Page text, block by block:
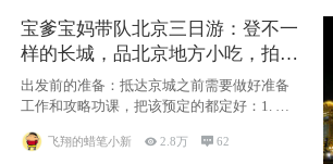
宝爹宝妈带队北京三日游：登不一
样的长城，品北京地方小吃，拍盘
古七星夜景！
出发前的准备：抵达京城之前需要做好准备
工作和攻略功课，把该预定的都定好：1. 酒
飞翔的蜡笔小新 2.8万 62